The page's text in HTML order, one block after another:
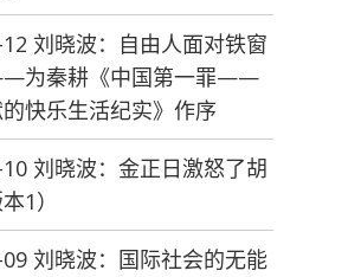
刘晓波：自由人面对铁窗
为秦耕《中国第一罪——
快乐生活纪实》作序
刘晓波：金正日激怒了胡
1）
刘晓波：国际社会的无能